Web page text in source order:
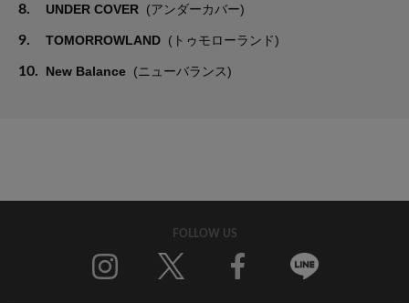
8. UNDER COVER (アンダーカバー)
9. TOMORROWLAND (トゥモローランド)
10. New Balance (ニューバランス)
FOLLOW US